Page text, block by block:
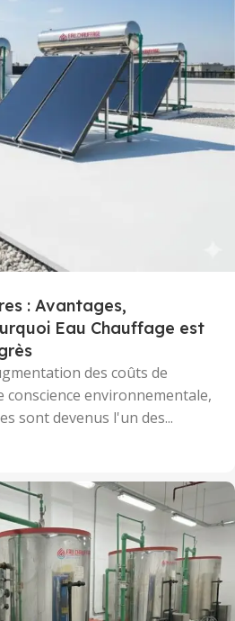
: Avantages,
Eau Chauffage est
des coûts de
conscience environnementale,
sont devenus l'un des...